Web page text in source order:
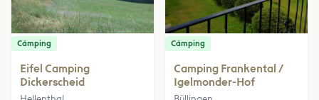
Cámping
Eifel Camping
Dickerscheid
Cámping
Camping Frankental /
Igelmonder-Hof